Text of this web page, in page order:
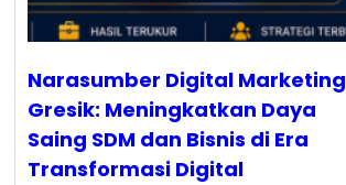
Narasumber Digital Marketing
Gresik: Meningkatkan Daya
Saing SDM dan Bisnis di Era
Transformasi Digital